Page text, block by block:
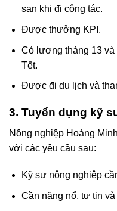
sạn khi đi công tác.
Được thưởng KPI.
Có lương tháng 13
Tết.
Được đi du lịch và
3. Tuyển dụng kỹ
Nông nghiệp Hoàng
với các yêu cầu sau:
Kỹ sư nông nghiệp
Cần năng nổ, tự tin